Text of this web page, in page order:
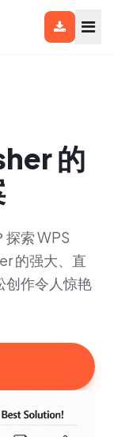
的
探索 WPS
的强大、直
创作令人惊艳